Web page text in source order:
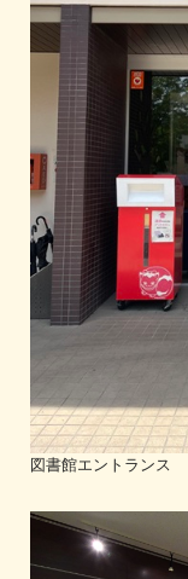
図書館エントランス